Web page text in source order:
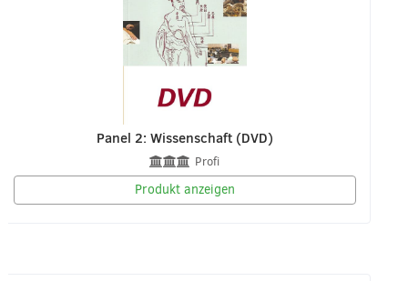
Panel 2: Wissenschaft (DVD)
Profi
Produkt anzeigen